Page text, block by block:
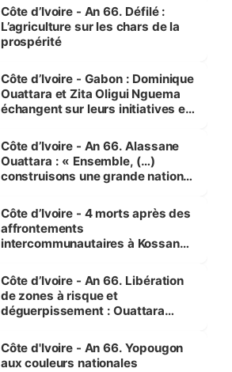
Côte d’Ivoire - An 66. Défilé :
L’agriculture sur les chars de la
prospérité
Côte d’Ivoire - Gabon : Dominique
Ouattara et Zita Oligui Nguema
échangent sur leurs initiatives en
enfants
Côte d’Ivoire - An 66. Alassane
Ouattara : « Ensemble, (…)
construisons une grande nation
générations futures »
Côte d’Ivoire - 4 morts après des
affrontements
intercommunautaires à Kossandji
milieu des sinistrés
Côte d’Ivoire - An 66. Libération
de zones à risque et
déguerpissement : Ouattara
l'Etat de droit pour préserver les
vies humaines »
Côte d'Ivoire - An 66. Yopougon
aux couleurs nationales